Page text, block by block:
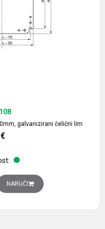
galvanizirani čelični lim
€
ploča V1000xŠ800mm,
NARUČI